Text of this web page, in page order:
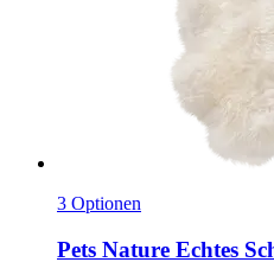
3 Optionen
Pets Nature Echtes